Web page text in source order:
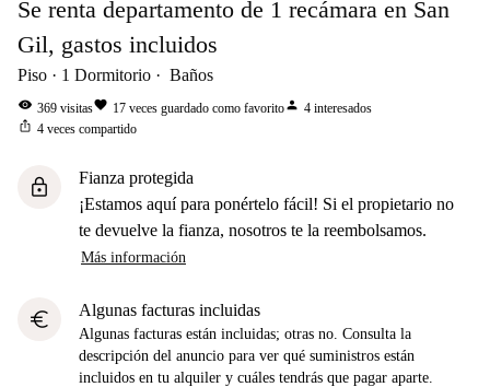
Se renta departamento de 1 recámara en San
Gil, gastos incluidos
Piso 1 Dormitorio Baños
visibility 369 visitasfavorite 17 veces guardado como favoritoperson 4 interesados
ios_share 4 veces compartido
lock
Fianza protegida
¡Estamos aquí para ponértelo fácil! Si el propietario no
te devuelve la fianza, nosotros te la reembolsamos.
Más información
euro Algunas facturas incluidas
Algunas facturas están incluidas; otras no. Consulta la
descripción del anuncio para ver qué suministros están
incluidos en tu alquiler y cuáles tendrás que pagar aparte.